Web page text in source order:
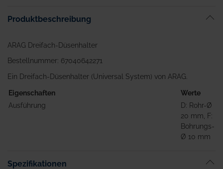
springen
Produktbeschreibung
ARAG Dreifach-Düsenhalter
Bestellnummer: 67040642271
Ein Dreifach-Düsenhalter (Universal System) von ARAG.
Eigenschaften
Werte
Ausführung
D: Rohr-Ø
20 mm, F:
Bohrungs-
Ø 10 mm
Spezifikationen